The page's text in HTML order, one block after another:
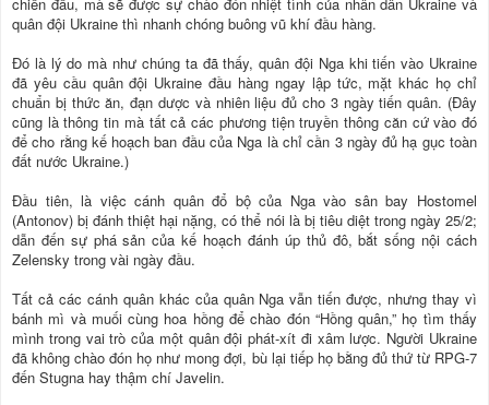
quân đội Ukraine thì nhanh chóng buông vũ khí đầu hàng.
Đó là lý do mà như chúng ta đã thấy, quân đội Nga khi tiến vào Ukraine
đã yêu cầu quân đội Ukraine đầu hàng ngay lập tức, mặt khác họ chỉ
chuẩn bị thức ăn, đạn dược và nhiên liệu đủ cho 3 ngày tiến quân. (Đây
cũng là thông tin mà tất cả các phương tiện truyền thông căn cứ vào đó
để cho rằng kế hoạch ban đầu của Nga là chỉ cần 3 ngày đủ hạ gục toàn
đất nước Ukraine.)
Đầu tiên, là việc cánh quân đổ bộ của Nga vào sân bay Hostomel
(Antonov) bị đánh thiệt hại nặng, có thể nói là bị tiêu diệt trong ngày 25/2;
dẫn đến sự phá sản của kế hoạch đánh úp thủ đô, bắt sống nội cách
Zelensky trong vài ngày đầu.
Tất cả các cánh quân khác của quân Nga vẫn tiến được, nhưng thay vì
bánh mì và muối cùng hoa hồng để chào đón “Hồng quân,” họ tìm thấy
mình trong vai trò của một quân đội phát-xít đi xâm lược. Người Ukraine
đã không chào đón họ như mong đợi, bù lại tiếp họ bằng đủ thứ từ RPG-7
đến Stugna hay thậm chí Javelin.